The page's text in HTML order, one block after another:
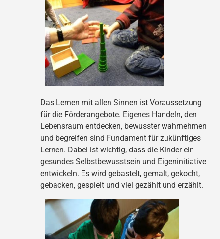
Das Lernen mit allen Sinnen ist Voraussetzung
für die Förderangebote. Eigenes Handeln, den
Lebensraum entdecken, bewusster wahrnehmen
und begreifen sind Fundament für zukünftiges
Lernen. Dabei ist wichtig, dass die Kinder ein
gesundes Selbstbewusstsein und Eigeninitiative
entwickeln. Es wird gebastelt, gemalt, gekocht,
gebacken, gespielt und viel gezählt und erzählt.